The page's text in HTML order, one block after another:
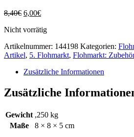
8,40€ Ursprünglicher
war:
6,00€Aktueller
ist:
Nicht vorrätig
Artikelnummer: 144198 Kategorien:
Artikel, 5. Flohmarkt, Flohmarkt:
Zusätzliche Informationen
Zusätzliche
Gewicht ,250 kg
Maße
8 × 8 × 5 cm